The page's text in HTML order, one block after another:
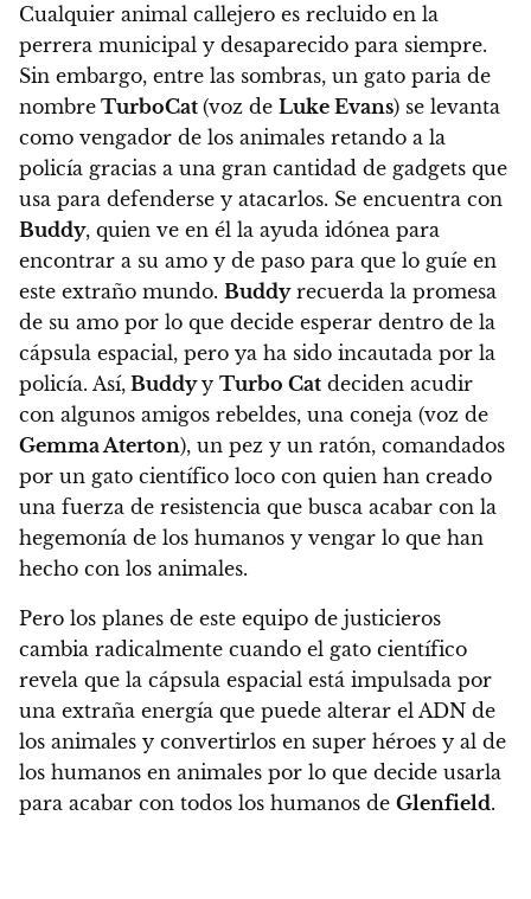
Cualquier animal callejero es recluido en la
perrera municipal y desaparecido para siempre.
Sin embargo, entre las sombras, un gato paria de
nombre TurboCat (voz de Luke Evans) se levanta
como vengador de los animales retando a la
policía gracias a una gran cantidad de gadgets que
usa para defenderse y atacarlos. Se encuentra con
Buddy, quien ve en él la ayuda idónea para
encontrar a su amo y de paso para que lo guíe en
este extraño mundo. Buddyrecuerda la promesa
de su amo por lo que decide esperar dentro de la
cápsula espacial, pero ya ha sido incautada por la
policía. Así, Buddyy Turbo Cat deciden acudir
con algunos amigos rebeldes, una coneja (voz de
Gemma Aterton), un pez y un ratón, comandados
por un gato científico loco con quien han creado
una fuerza de resistencia que busca acabar con la
hegemonía de los humanos y vengar lo que han
hecho con los animales.
Pero los planes de este equipo de justicieros
cambia radicalmente cuando el gato científico
revela que la cápsula espacial está impulsada por
una extraña energía que puede alterar el ADN de
los animales y convertirlos en super héroes y al de
los humanos en animales por lo que decide usarla
para acabar con todos los humanos de Glenfield.